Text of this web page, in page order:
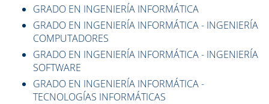
GRADO EN INGENIERÍA INFORMÁTICA
GRADO EN INGENIERÍA INFORMÁTICA - INGENIERÍA
COMPUTADORES
GRADO EN INGENIERÍA INFORMÁTICA - INGENIERÍA
SOFTWARE
GRADO EN INGENIERÍA INFORMÁTICA -
TECNOLOGÍAS INFORMÁTICAS